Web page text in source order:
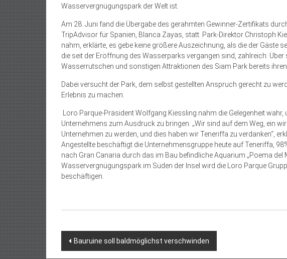
Wasservergnügungspark der Welt ist.
Am 28. Juni fand die Übergabe des gerahmten Gewinner-Zertifikats
TripAdvisor für Spanien, Blanca Zayas, statt. Park-Direktor Christoph
nahm, erklärte, es gebe keine größere Auszeichnung, als die der Gäste
die seit der Eröffnung des Wasserparks vergangen sind, zahlreich:
Wasserrutschen und sonstigen Attraktionen des Siam Park bereits ihren
Dabei versucht der Park, dem selbst gestellten Anspruch gerecht zu
Erlebnis zu machen.
Loro Parque-Präsident Wolfgang Kiessling nahm die Gelegenheit
Unternehmens zum Ausdruck zu bringen. „Wir sind auf dem Weg, ein
Unternehmen zu werden, und dies haben wir Teneriffa zu verdanken“,
Angestellte beschäftigt die Unternehmensgruppe heute auf Teneriffa,
nach Gran Canaria durch das im Bau befindliche Aquarium „Poema del
Wasservergnügungspark im Süden der Insel wird die Loro Parque
beschäftigen.
Beitragsnavigation
Bauruine soll baldmöglichst verschwinden